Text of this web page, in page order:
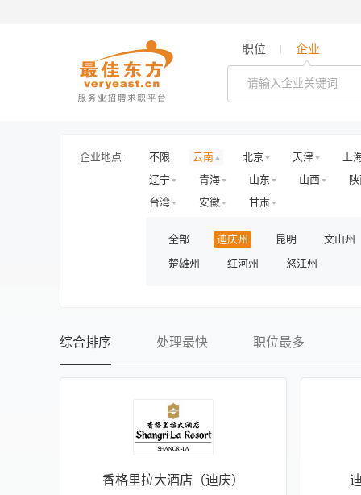
职位 企业
企业地点 : 不限 云南 北京 天津
上
辽宁
青海 山东 山西
台湾
安徽 甘肃
全部 迪庆州 昆明
文山州
楚雄州
红河州 怒江州
综合排序 处理最快 职位最多
香格里拉大酒店（迪庆）